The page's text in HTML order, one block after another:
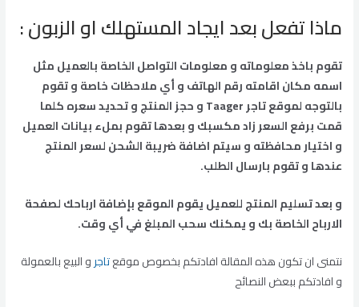
ماذا تفعل بعد ايجاد المستهلك او الزبون :
تقوم باخذ معلوماته و معلومات التواصل الخاصة بالعميل مثل
اسمه مكان اقامته رقم الهاتف و أي ملاحظات خاصة و تقوم
بالتوجه لموقع تاجر Taager
و حجز المنتج و تحديد سعره كلما
قمت برفع السعر زاد مكسبك و بعدها تقوم بملء بيانات العميل
و اختيار محافظته و سيتم اضافة ضريبة الشحن لسعر المنتج
عندها و تقوم بارسال الطلب.
و بعد تسليم المنتج للعميل يقوم الموقع بإضافة ارباحك لصفحة
الارباح الخاصة بك و يمكنك سحب المبلغ في أي وقت.
نتمنى ان تكون هذه المقالة افادتكم بخصوص موقعتاجرو البيع بالعمولة
و افادتكم ببعض النصائح